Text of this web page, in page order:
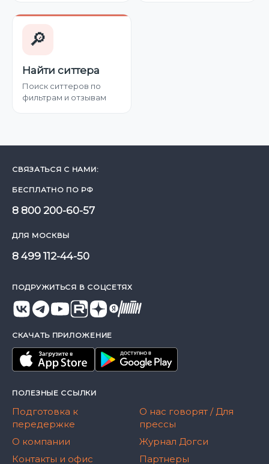
🔎
Найти ситтера
Поиск ситтеров по
фильтрам и отзывам
СВЯЗАТЬСЯ С НАМИ:
БЕСПЛАТНО ПО РФ
8 800 200-60-57
ДЛЯ МОСКВЫ
8 499 112-44-50
ПОДРУЖИТЬСЯ В СОЦСЕТЯХ
СКАЧАТЬ ПРИЛОЖЕНИЕ
ПОЛЕЗНЫЕ ССЫЛКИ
Подготовка к
передержке
О компании
Контакты и офис
О нас говорят / Для
прессы
Журнал Догси
Партнеры